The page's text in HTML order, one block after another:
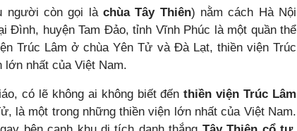
người còn gọi làchùa Tây Thiên) nằm cách Hà Nội
Đình, huyện Tam Đảo, tỉnh Vĩnh Phúc là một quần thể
Trúc Lâm ở chùa Yên Tử và Đà Lạt, thiền viện Trúc
lớn nhất của Việt Nam.
có lẽ không ai không biết đến thiền viện Trúc Lâm
là một trong những thiền viện lớn nhất của Việt Nam.